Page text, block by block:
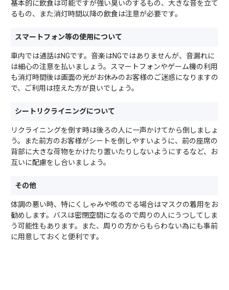
基本的に飲食は可能ですが強い臭いのするもの、大きな音を立て
るもの、また消灯時間以降の飲食は注意が必要です。
スマートフォン等の使用について
車内では通話はNGです。音楽はNGではありませんが、音漏れに
は細心の注意を払いましょう。スマートフォンやゲーム機の利用
も消灯時間後は画面の光がお休みのお客様のご迷惑になりますの
で、ご利用は控えた方が良いでしょう。
シートリクライニングについて
リクライニングを倒す時は後ろの人に一声かけてから倒しましょ
う。また前方のお客様がシートを倒しやすいように、前の座席の
背部に大きな荷物をかけたり置いたりしないようにするなど、お
互いに配慮をし合いましょう。
その他
体調の悪い時、特にくしゃみや咳のでる場合はマスクの着用をお
勧めします。バスは密閉空間になるので周りの人にうつしてしま
う可能性もあります。また、周りの方からもらわない為にも事前
に用意しておくと便利です。